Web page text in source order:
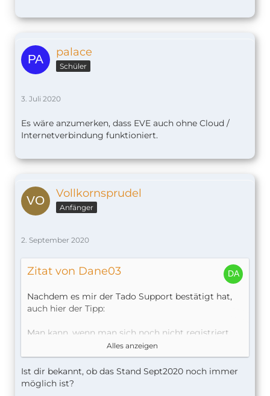
palace
Schüler
3. Juli 2020
Es wäre anzumerken, dass EVE auch ohne Cloud /
Internetverbindung funktioniert.
Vollkornsprudel
Anfänger
2. September 2020
Zitat von Dane03
Nachdem es mir der Tado Support bestätigt hat,
auch hier der Tipp:
Man kann, wenn man sich noch nicht registriert
hat, zB die V3 kaufen, sich auf dieser Registrieren,
dann das Upgrade auf V3+ gegen Einmalzahlung
machen und um auch die neueste Hardware zu
haben, dann auf die V3+ Bridge wechseln.
Alles anzeigen
Ist dir bekannt, ob das Stand Sept2020 noch immer
möglich ist?